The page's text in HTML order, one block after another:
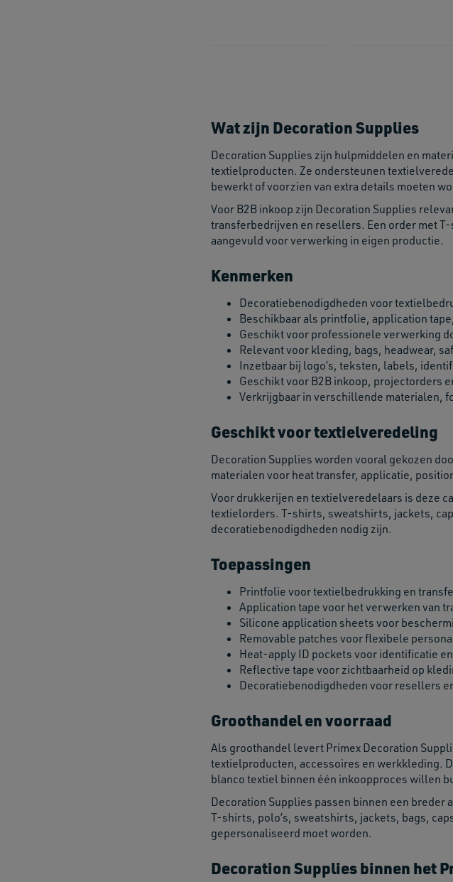
Wat zijn Decoration Supplies
Decoration Supplies zijn hulpmiddelen en
textielproducten. Ze ondersteunen
bewerkt of voorzien van extra details moeten
Voor B2B inkoop zijn Decoration Supplies
transferbedrijven en resellers. Een order met
aangevuld voor verwerking in eigen productie.
Kenmerken
Decoratiebenodigdheden voor
Beschikbaar als printfolie, application
Geschikt voor professionele verwerking
Relevant voor kleding, bags, headwear,
Inzetbaar bij logo’s, teksten, labels,
Geschikt voor B2B inkoop, projectorders
Verkrijgbaar in verschillende materialen,
Geschikt voor textielveredeling
Decoration Supplies worden vooral gekozen
materialen voor heat transfer, applicatie,
Voor drukkerijen en textielveredelaars is deze
textielorders. T-shirts, sweatshirts, jackets,
decoratiebenodigdheden nodig zijn.
Toepassingen
Printfolie voor textielbedrukking en
Application tape voor het verwerken van
Silicone application sheets voor
Removable patches voor flexibele
Heat-apply ID pockets voor identificatie
Reflective tape voor zichtbaarheid op
Decoratiebenodigdheden voor resellers
Groothandel en voorraad
Als groothandel levert Primex Decoration
textielproducten, accessoires en werkkleding.
blanco textiel binnen één inkoopproces willen
Decoration Supplies passen binnen een
T-shirts, polo’s, sweatshirts, jackets, bags,
gepersonaliseerd moet worden.
Decoration Supplies binnen het